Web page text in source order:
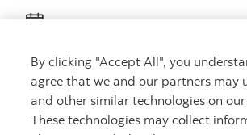
Obtenez des conseils
Rencontrez un conseiller
Prenez rendez-vous
By clicking "Accept All", you
agree that we and our partners may
and other similar technologies on our
These technologies may collect